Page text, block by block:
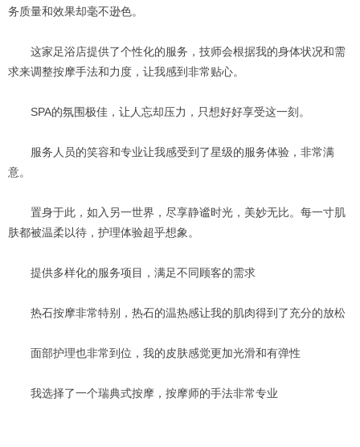
务质量和效果却毫不逊色。
这家足浴店提供了个性化的服务，技师会根据我的身体状况和需
求来调整按摩手法和力度，让我感到非常贴心。
SPA的氛围极佳，让人忘却压力，只想好好享受这一刻。
服务人员的笑容和专业让我感受到了星级的服务体验，非常满
意。
置身于此，如入另一世界，尽享静谧时光，美妙无比。每一寸肌
肤都被温柔以待，护理体验超乎想象。
提供多样化的服务项目，满足不同顾客的需求
热石按摩非常特别，热石的温热感让我的肌肉得到了充分的放松
面部护理也非常到位，我的皮肤感觉更加光滑和有弹性
我选择了一个瑞典式按摩，按摩师的手法非常专业